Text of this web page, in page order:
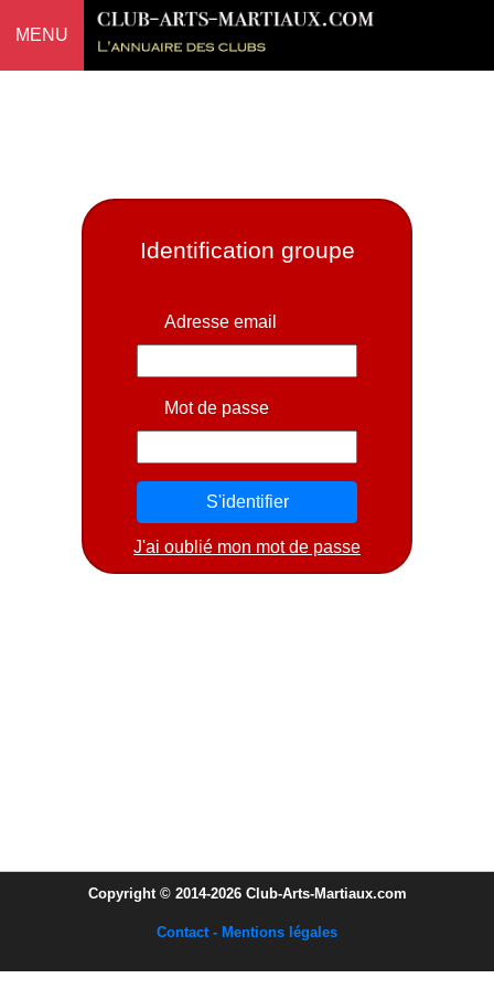
MENU
Identification groupe
Adresse email
Mot de passe
J'ai oublié mon mot de passe
Copyright © 2014-2026 Club-Arts-Martiaux.com
Contact - Mentions légales